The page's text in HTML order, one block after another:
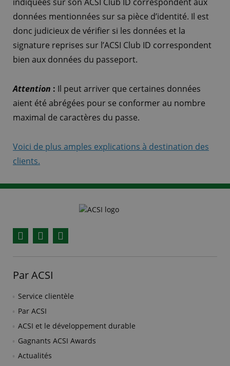
données mentionnées sur sa pièce d’identité. Il est
donc judicieux de vérifier si les données et la
signature reprises sur l’ACSI Club ID correspondent
bien aux données du passeport.
Attention : Il peut arriver que certaines données
aient été abrégées pour se conformer au nombre
maximal de caractères du passe.
Voici de plus amples explications à destination des
clients.
Par ACSI
Service clientèle
Par ACSI
ACSI et le développement durable
Gagnants ACSI Awards
Actualités